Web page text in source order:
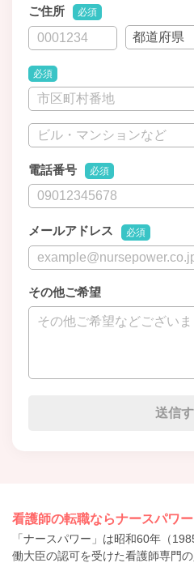
ご住所 必須
必須
電話番号 必須
メールアドレス 必須
その他ご希望
看護師の転職ならナースパワー
「ナースパワー」は昭和60年（
働大臣の認可を受けた看護師専門